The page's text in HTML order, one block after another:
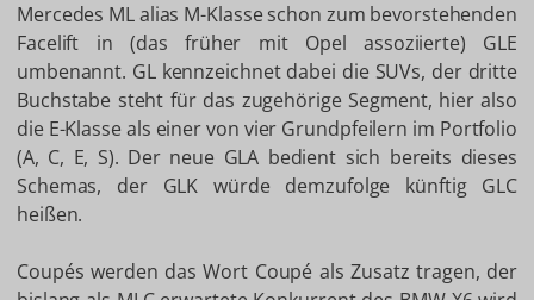
Mercedes ML alias M-Klasse schon zum bevorstehenden
Facelift in (das früher mit Opel assoziierte) GLE
umbenannt. GL kennzeichnet dabei die SUVs, der dritte
Buchstabe steht für das zugehörige Segment, hier also
die E-Klasse als einer von vier Grundpfeilern im Portfolio
(A, C, E, S). Der neue GLA bedient sich bereits dieses
Schemas, der GLK würde demzufolge künftig GLC
heißen.
Coupés werden das Wort Coupé als Zusatz tragen, der